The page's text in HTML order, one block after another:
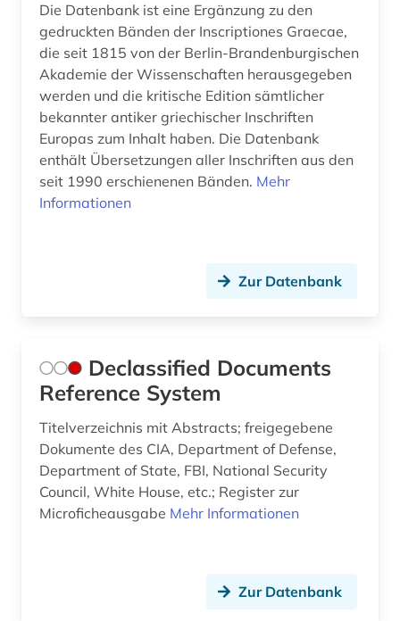
digitale edition (1)
digitalisat (3)
digitalisierung (6)
diplomatie (1)
divina commedia (3)
dogmatik (1)
drittes reich (1)
druck (1)
druckgraphik (1)
dvd-rom (1)
Die Datenbank ist eine Ergänzung zu den
gedruckten Bänden der Inscriptiones Graecae,
die seit 1815 von der Berlin-Brandenburgischen
Akademie der Wissenschaften herausgegeben
werden und die kritische Edition sämtlicher
bekannter antiker griechischer Inschriften
Europas zum Inhalt haben. Die Datenbank
enthält Übersetzungen aller Inschriften aus den
seit 1990 erschienenen Bänden. Mehr
Informationen
Zur Datenbank
Declassified Documents
Reference System
Titelverzeichnis mit Abstracts; freigegebene
Dokumente des CIA, Department of Defense,
Department of State, FBI, National Security
Council, White House, etc.; Register zur
Microficheausgabe Mehr Informationen
Zur Datenbank